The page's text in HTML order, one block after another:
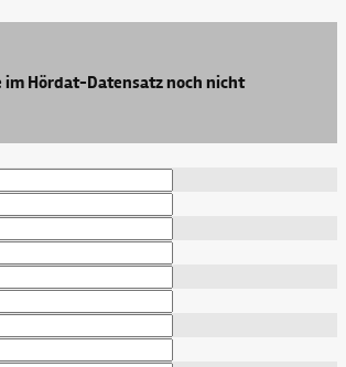
im Hördat-Datensatz noch nicht